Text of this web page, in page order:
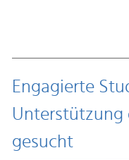
Engagierte
Unterstützung
gesucht